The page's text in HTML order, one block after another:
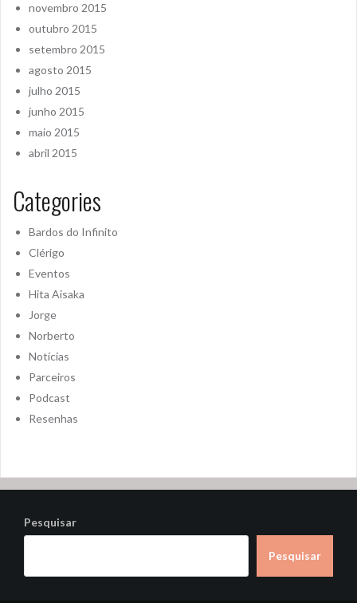
novembro 2015
outubro 2015
setembro 2015
agosto 2015
julho 2015
junho 2015
maio 2015
abril 2015
Categories
Bardos do Infinito
Clérigo
Eventos
Hita Aisaka
Jorge
Norberto
Notícias
Parceiros
Podcast
Resenhas
Pesquisar
Pesquisar